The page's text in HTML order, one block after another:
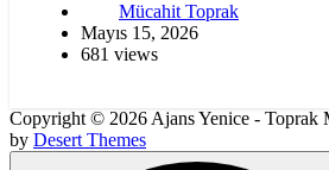
Mücahit Toprak
Mayıs 15, 2026
681 views
Copyright © 2026 Ajans Yenice - Toprak
by Desert Themes